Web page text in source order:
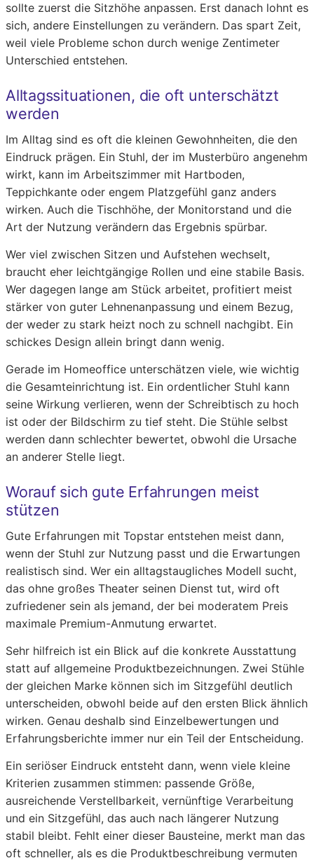
sollte zuerst die Sitzhöhe anpassen. Erst danach lohnt es
sich, andere Einstellungen zu verändern. Das spart Zeit,
weil viele Probleme schon durch wenige Zentimeter
Unterschied entstehen.
Alltagssituationen, die oft unterschätzt
werden
Im Alltag sind es oft die kleinen Gewohnheiten, die den
Eindruck prägen. Ein Stuhl, der im Musterbüro angenehm
wirkt, kann im Arbeitszimmer mit Hartboden,
Teppichkante oder engem Platzgefühl ganz anders
wirken. Auch die Tischhöhe, der Monitorstand und die
Art der Nutzung verändern das Ergebnis spürbar.
Wer viel zwischen Sitzen und Aufstehen wechselt,
braucht eher leichtgängige Rollen und eine stabile Basis.
Wer dagegen lange am Stück arbeitet, profitiert meist
stärker von guter Lehnenanpassung und einem Bezug,
der weder zu stark heizt noch zu schnell nachgibt. Ein
schickes Design allein bringt dann wenig.
Gerade im Homeoffice unterschätzen viele, wie wichtig
die Gesamteinrichtung ist. Ein ordentlicher Stuhl kann
seine Wirkung verlieren, wenn der Schreibtisch zu hoch
ist oder der Bildschirm zu tief steht. Die Stühle selbst
werden dann schlechter bewertet, obwohl die Ursache
an anderer Stelle liegt.
Worauf sich gute Erfahrungen meist
stützen
Gute Erfahrungen mit Topstar entstehen meist dann,
wenn der Stuhl zur Nutzung passt und die Erwartungen
realistisch sind. Wer ein alltagstaugliches Modell sucht,
das ohne großes Theater seinen Dienst tut, wird oft
zufriedener sein als jemand, der bei moderatem Preis
maximale Premium-Anmutung erwartet.
Sehr hilfreich ist ein Blick auf die konkrete Ausstattung
statt auf allgemeine Produktbezeichnungen. Zwei Stühle
der gleichen Marke können sich im Sitzgefühl deutlich
unterscheiden, obwohl beide auf den ersten Blick ähnlich
wirken. Genau deshalb sind Einzelbewertungen und
Erfahrungsberichte immer nur ein Teil der Entscheidung.
Ein seriöser Eindruck entsteht dann, wenn viele kleine
Kriterien zusammen stimmen: passende Größe,
ausreichende Verstellbarkeit, vernünftige Verarbeitung
und ein Sitzgefühl, das auch nach längerer Nutzung
stabil bleibt. Fehlt einer dieser Bausteine, merkt man das
oft schneller, als es die Produktbeschreibung vermuten